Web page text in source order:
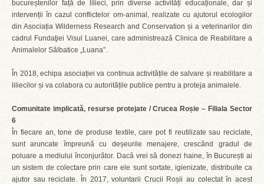
bucureștenilor față de lilieci, prin diverse activități educaționale, dar și
intervenții în cazul conflictelor om-animal, realizate cu ajutorul ecologilor
din Asociația Wilderness Research and Conservation și a veterinarilor din
cadrul Fundaţiei Visul Luanei, care administrează Clinica de Reabilitare a
Animalelor Sălbatice „Luana”.
În 2018, echipa asociației va continua activitățile de salvare și reabilitare a
liliecilor și va colabora cu autoritățile publice pentru a proteja animalele.
Comunitate implicată, resurse protejate / Crucea Roșie – Filiala Sector
6
În fiecare an, tone de produse textile, care pot fi reutilizate sau reciclate,
sunt aruncate împreună cu deșeurile menajere, crescând gradul de
poluare a mediului înconjurător. Dacă vrei să donezi haine, în București ai
un sistem de colectare prin care ele sunt sortate, igienizate, distribuite ca
ajutor sau reciclate. În 2017, voluntarii Crucii Roșii au colectat în acest